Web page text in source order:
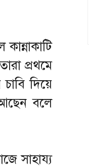
প্রথমে
দিয়ে
বলে
সাহায্য